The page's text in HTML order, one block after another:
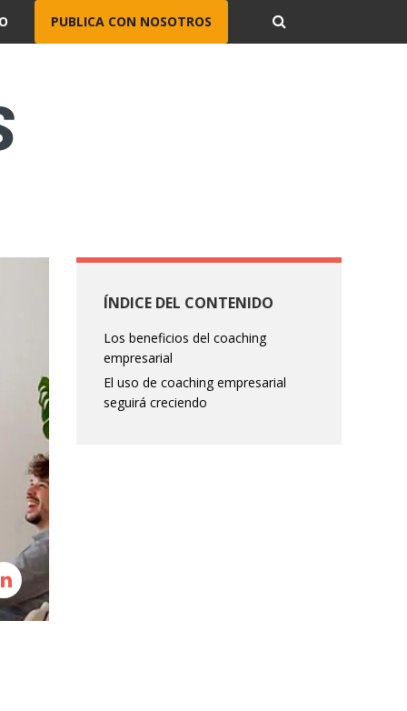
PUBLICA CON NOSOTROS
ÍNDICE DEL CONTENIDO
Los beneficios del coaching
empresarial
El uso de coaching empresarial
seguirá creciendo